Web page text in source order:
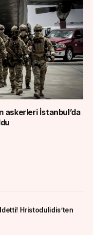
askerleri İstanbul’da
Hristodulidis’ten